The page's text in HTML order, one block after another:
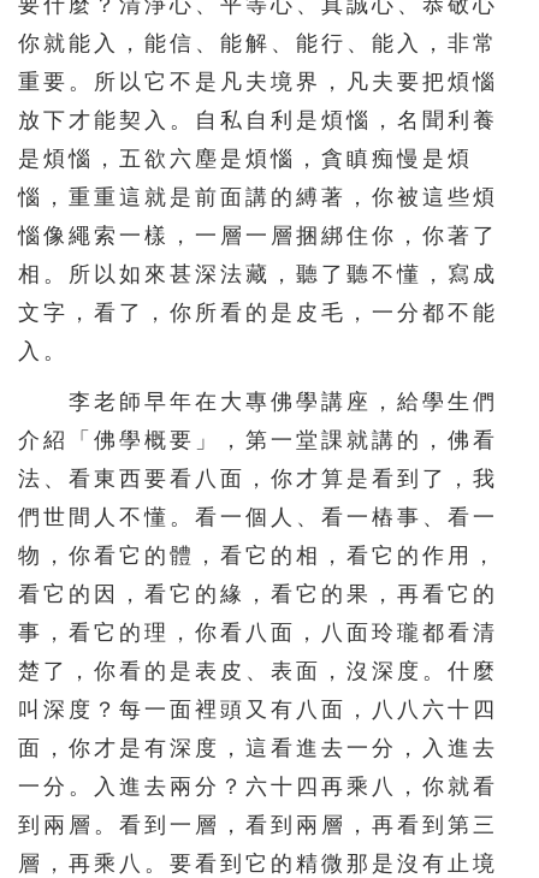
要什麼？清淨心、平等心、真誠心、恭敬心
你就能入，能信、能解、能行、能入，非常
重要。所以它不是凡夫境界，凡夫要把煩惱
放下才能契入。自私自利是煩惱，名聞利養
是煩惱，五欲六塵是煩惱，貪瞋痴慢是煩
惱，重重這就是前面講的縛著，你被這些煩
惱像繩索一樣，一層一層捆綁住你，你著了
相。所以如來甚深法藏，聽了聽不懂，寫成
文字，看了，你所看的是皮毛，一分都不能
入。
李老師早年在大專佛學講座，給學生們
介紹「佛學概要」，第一堂課就講的，佛看
法、看東西要看八面，你才算是看到了，我
們世間人不懂。看一個人、看一樁事、看一
物，你看它的體，看它的相，看它的作用，
看它的因，看它的緣，看它的果，再看它的
事，看它的理，你看八面，八面玲瓏都看清
楚了，你看的是表皮、表面，沒深度。什麼
叫深度？每一面裡頭又有八面，八八六十四
面，你才是有深度，這看進去一分，入進去
一分。入進去兩分？六十四再乘八，你就看
到兩層。看到一層，看到兩層，再看到第三
層，再乘八。要看到它的精微那是沒有止境